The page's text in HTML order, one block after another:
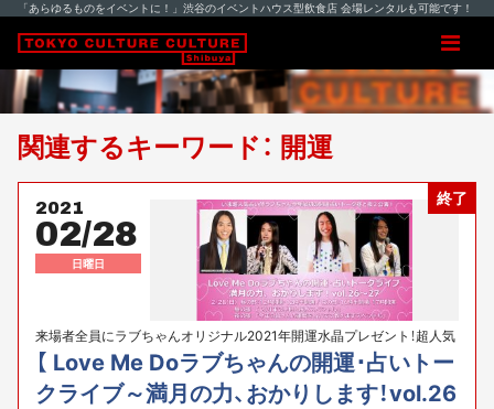
「あらゆるものをイベントに！」渋谷のイベントハウス型飲食店 会場レンタルも可能です！
関連するキーワード： 開運
終了
2021
02/28
日曜日
来場者全員にラブちゃんオリジナル2021年開運水晶プレゼント！超人気
占い師ラブちゃん今年最初の開運占いトーク昼と夜２公演スペシャル!!
【 Love Me Doラブちゃんの開運･占いトー
クライブ～満月の力、おかりします！vol.26